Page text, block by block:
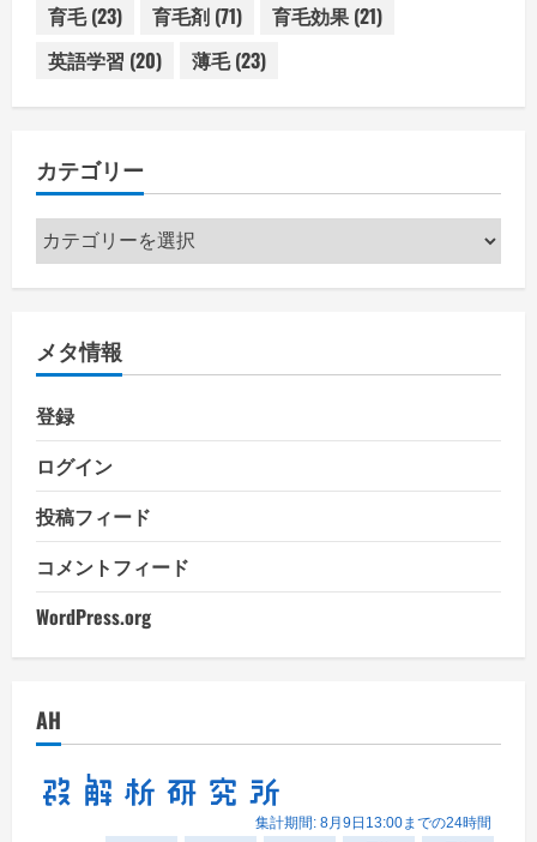
育毛(23) 育毛剤 (71) 育毛効果 (21)
英語学習 (20) 薄毛(23)
カテゴリー
カ
テ
ゴ
ー
メタ情報
登録
ログイン
投稿フィード
コメントフィード
WordPress.org
AH